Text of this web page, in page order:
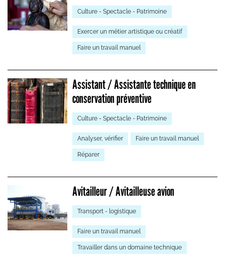
Culture - Spectacle - Patrimoine
Exercer un métier artistique ou créatif
Faire un travail manuel
Assistant / Assistante technique en
conservation préventive
Culture - Spectacle - Patrimoine
Analyser, vérifier Faire un travail manuel
Réparer
Avitailleur / Avitailleuse avion
Transport - logistique
Faire un travail manuel
Travailler dans un domaine technique